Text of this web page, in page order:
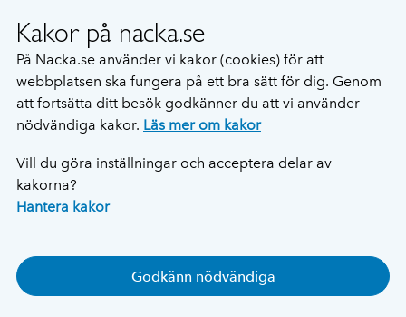
Kakor på nacka.se
På Nacka.se använder vi kakor (cookies) för att
webbplatsen ska fungera på ett bra sätt för dig. Genom
att fortsätta ditt besök godkänner du att vi använder
nödvändiga kakor. Läs mer om kakor
Vill du göra inställningar och acceptera delar av
kakorna?
Hantera kakor
Godkänn nödvändiga